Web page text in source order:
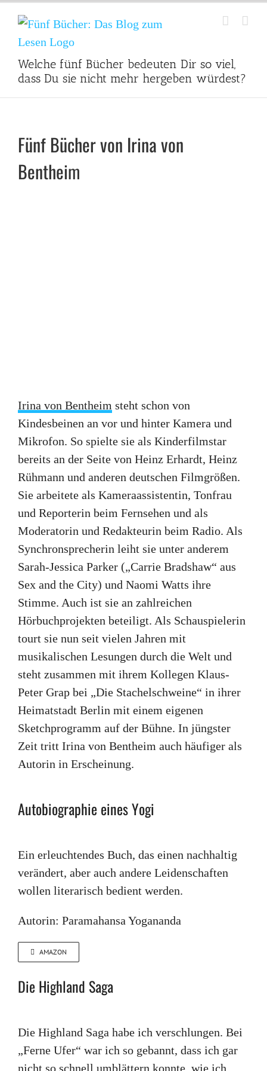
Inhalt
springen
Welche fünf Bücher bedeuten Dir so viel,
dass Du sie nicht mehr hergeben würdest?
Fünf Bücher von Irina von
Bentheim
Irina von Bentheim steht schon von
Kindesbeinen an vor und hinter Kamera und
Mikrofon. So spielte sie als Kinderfilmstar
bereits an der Seite von Heinz Erhardt, Heinz
Rühmann und anderen deutschen Filmgrößen.
Sie arbeitete als Kameraassistentin, Tonfrau
und Reporterin beim Fernsehen und als
Moderatorin und Redakteurin beim Radio. Als
Synchronsprecherin leiht sie unter anderem
Sarah-Jessica Parker („Carrie Bradshaw“ aus
Sex and the City) und Naomi Watts ihre
Stimme. Auch ist sie an zahlreichen
Hörbuchprojekten beteiligt. Als Schauspielerin
tourt sie nun seit vielen Jahren mit
musikalischen Lesungen durch die Welt und
steht zusammen mit ihrem Kollegen Klaus-
Peter Grap bei „Die Stachelschweine“ in ihrer
Heimatstadt Berlin mit einem eigenen
Sketchprogramm auf der Bühne. In jüngster
Zeit tritt Irina von Bentheim auch häufiger als
Autorin in Erscheinung.
Autobiographie eines Yogi
Ein erleuchtendes Buch, das einen nachhaltig
verändert, aber auch andere Leidenschaften
wollen literarisch bedient werden.
Autorin: Paramahansa Yogananda
AMAZON
Die Highland Saga
Die Highland Saga habe ich verschlungen. Bei
„Ferne Ufer“ war ich so gebannt, dass ich gar
nicht so schnell umblättern konnte, wie ich